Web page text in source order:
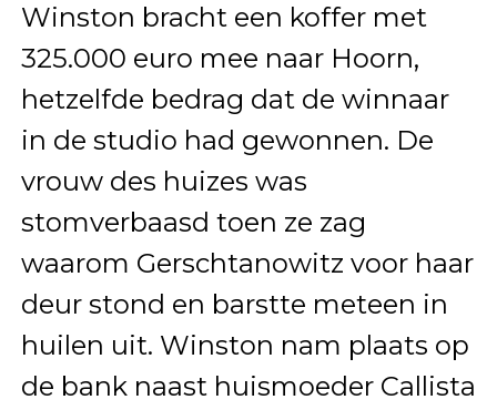
Winston bracht een koffer met
325.000 euro mee naar Hoorn,
hetzelfde bedrag dat de winnaar
in de studio had gewonnen. De
vrouw des huizes was
stomverbaasd toen ze zag
waarom Gerschtanowitz voor haar
deur stond en barstte meteen in
huilen uit. Winston nam plaats op
de bank naast huismoeder Callista